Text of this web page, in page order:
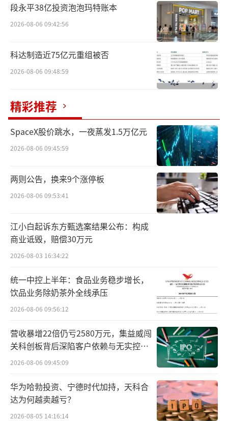
食品饮料连锁业态仍具备广阔且坚实的发展空
间，行业未来大有可为。企业将躬身践行，坚
守商业底线，以优质供给助力扩内需、稳消
费，持续激活线下消费活力，为经济良性循环
贡献力量。我们呼吁广大友商和全产业链发摒
弃内耗、聚力共赢，携手把行业蛋糕做大做
实，把经营重心落脚于优化消费服务、创造社
会价值。（责任编辑：zx0600）
段永平38亿投资泡泡玛特账本
2026-08-06 09:42:56
科达制造近75亿元重组被否
2026-08-06 09:48:59
精彩推荐
SpaceX股价跳水，一夜蒸发1.5万亿元
2026-08-06 09:45:59
两则公告，换来9个涨停板
2026-08-06 09:53:41
江小白起诉东方甄选案结果公布：构成
商业诋毁，赔偿30万元
2026-08-03 16:34:22
统一中控上半年：食品业务稳步增长，
饮品业务除奶茶外全线承压
2026-08-06 09:56:12
营收暴增22倍仍亏2580万元，集益威闯
关科创板背后深陷客户依赖与无实控人
困局
2026-08-06 09:45:09
华为哈勃投资、宁德时代加持，天科合
达为何越卖越亏？
2026-08-05 14:16:14